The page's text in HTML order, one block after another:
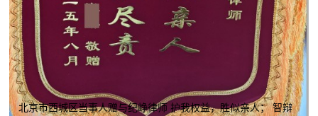
北京市西城区当事人赠与纪峥律师 护我权益，胜似亲人； 智辩